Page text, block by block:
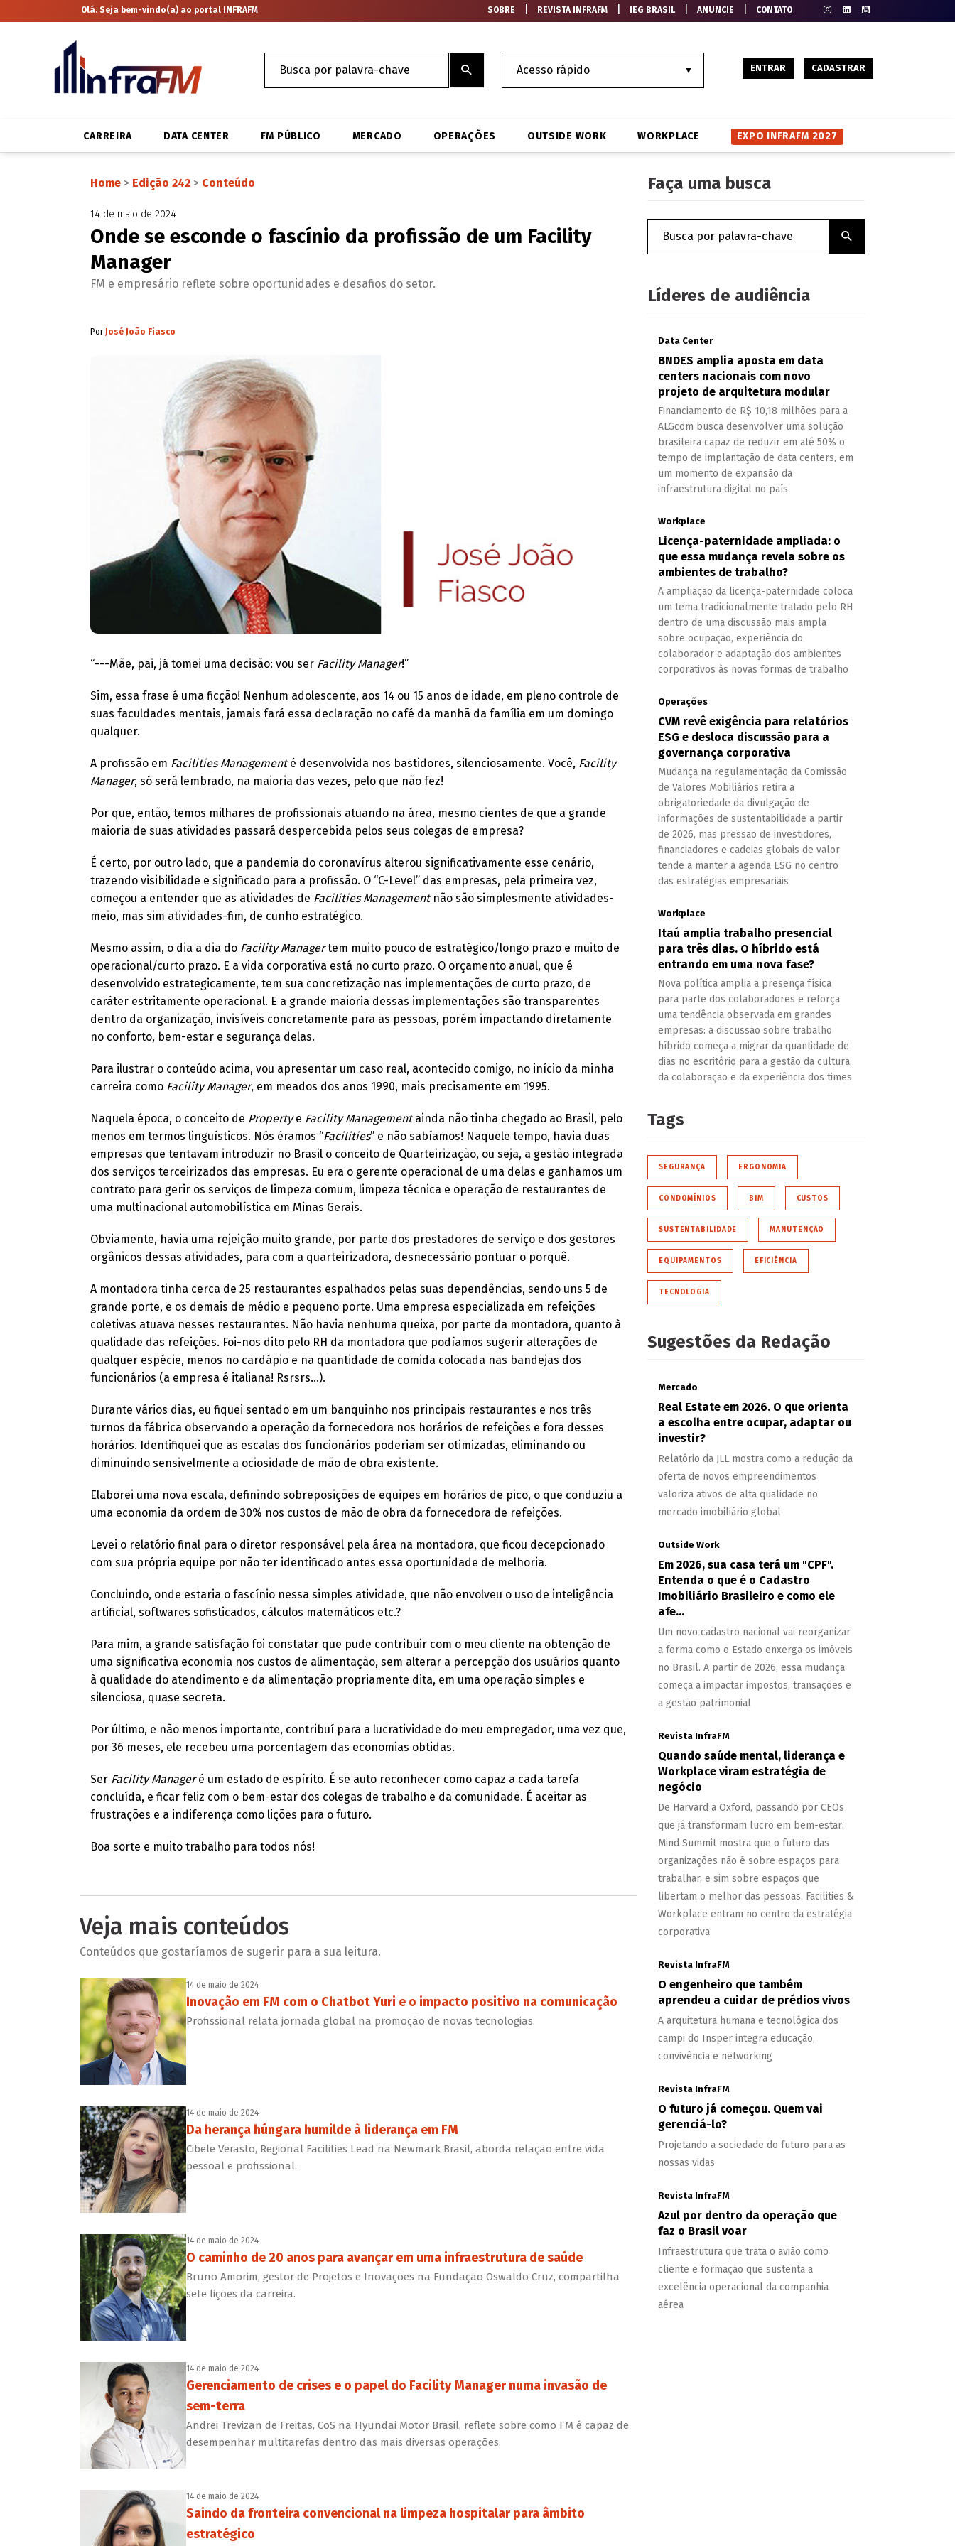
Olá. Seja bem-vindo(a) ao portal INFRAFM SOBRE REVISTA INFRAFM IEG BRASIL|ANUNCIE CONTATO
ENTRAR CADASTRAR
CARREIRA DATA CENTER FM PÚBLICO MERCADO OPERAÇÕES OUTSIDE WORK WORKPLACE EXPO INFRAFM 2027
Home> Edição 242> Conteúdo
14 de maio de 2024
Onde se esconde o fascínio da profissão de um Facility
Manager
FM e empresário reflete sobre oportunidades e desafios do setor.
Por José João Fiasco
“---Mãe, pai, já tomei uma decisão: vou ser Facility Manager!”
Sim, essa frase é uma ficção! Nenhum adolescente, aos 14 ou 15 anos de idade, em pleno controle de
suas faculdades mentais, jamais fará essa declaração no café da manhã da família em um domingo
qualquer.
A profissão em Facilities Managementé desenvolvida nos bastidores, silenciosamente. Você, Facility
Manager, só será lembrado, na maioria das vezes, pelo que não fez!
Por que, então, temos milhares de profissionais atuando na área, mesmo cientes de que a grande
maioria de suas atividades passará despercebida pelos seus colegas de empresa?
É certo, por outro lado, que a pandemia do coronavírus alterou significativamente esse cenário,
trazendo visibilidade e significado para a profissão. O “C-Level” das empresas, pela primeira vez,
começou a entender que as atividades de Facilities Management não são simplesmente atividades-
meio, mas sim atividades-fim, de cunho estratégico.
Mesmo assim, o dia a dia do Facility Managertem muito pouco de estratégico/longo prazo e muito de
operacional/curto prazo. E a vida corporativa está no curto prazo. O orçamento anual, que é
desenvolvido estrategicamente, tem sua concretização nas implementações de curto prazo, de
caráter estritamente operacional. E a grande maioria dessas implementações são transparentes
dentro da organização, invisíveis concretamente para as pessoas, porém impactando diretamente
no conforto, bem-estar e segurança delas.
Para ilustrar o conteúdo acima, vou apresentar um caso real, acontecido comigo, no início da minha
carreira como Facility Manager, em meados dos anos 1990, mais precisamente em 1995.
Naquela época, o conceito de Propertye Facility Managementainda não tinha chegado ao Brasil, pelo
menos em termos linguísticos. Nós éramos “Facilities” e não sabíamos! Naquele tempo, havia duas
empresas que tentavam introduzir no Brasil o conceito de Quarteirização, ou seja, a gestão integrada
dos serviços terceirizados das empresas. Eu era o gerente operacional de uma delas e ganhamos um
contrato para gerir os serviços de limpeza comum, limpeza técnica e operação de restaurantes de
uma multinacional automobilística em Minas Gerais.
Obviamente, havia uma rejeição muito grande, por parte dos prestadores de serviço e dos gestores
orgânicos dessas atividades, para com a quarteirizadora, desnecessário pontuar o porquê.
A montadora tinha cerca de 25 restaurantes espalhados pelas suas dependências, sendo uns 5 de
grande porte, e os demais de médio e pequeno porte. Uma empresa especializada em refeições
coletivas atuava nesses restaurantes. Não havia nenhuma queixa, por parte da montadora, quanto à
qualidade das refeições. Foi-nos dito pelo RH da montadora que podíamos sugerir alterações de
qualquer espécie, menos no cardápio e na quantidade de comida colocada nas bandejas dos
funcionários (a empresa é italiana! Rsrsrs...).
Durante vários dias, eu fiquei sentado em um banquinho nos principais restaurantes e nos três
turnos da fábrica observando a operação da fornecedora nos horários de refeições e fora desses
horários. Identifiquei que as escalas dos funcionários poderiam ser otimizadas, eliminando ou
diminuindo sensivelmente a ociosidade de mão de obra existente.
Elaborei uma nova escala, definindo sobreposições de equipes em horários de pico, o que conduziu a
uma economia da ordem de 30% nos custos de mão de obra da fornecedora de refeições.
Levei o relatório final para o diretor responsável pela área na montadora, que ficou decepcionado
com sua própria equipe por não ter identificado antes essa oportunidade de melhoria.
Concluindo, onde estaria o fascínio nessa simples atividade, que não envolveu o uso de inteligência
artificial, softwares sofisticados, cálculos matemáticos etc.?
Para mim, a grande satisfação foi constatar que pude contribuir com o meu cliente na obtenção de
uma significativa economia nos custos de alimentação, sem alterar a percepção dos usuários quanto
à qualidade do atendimento e da alimentação propriamente dita, em uma operação simples e
silenciosa, quase secreta.
Por último, e não menos importante, contribuí para a lucratividade do meu empregador, uma vez que,
por 36 meses, ele recebeu uma porcentagem das economias obtidas.
Ser Facility Manageré um estado de espírito. É se auto reconhecer como capaz a cada tarefa
concluída, e ficar feliz com o bem-estar dos colegas de trabalho e da comunidade. É aceitar as
frustrações e a indiferença como lições para o futuro.
Boa sorte e muito trabalho para todos nós!
Veja mais conteúdos
Conteúdos que gostaríamos de sugerir para a sua leitura.
14 de maio de 2024
Inovação em FM com o Chatbot Yuri e o impacto positivo na comunicação
Profissional relata jornada global na promoção de novas tecnologias.
14 de maio de 2024
Da herança húngara humilde à liderança em FM
Cibele Verasto, Regional Facilities Lead na Newmark Brasil, aborda relação entre vida
pessoal e profissional.
14 de maio de 2024
O caminho de 20 anos para avançar em uma infraestrutura de saúde
Bruno Amorim, gestor de Projetos e Inovações na Fundação Oswaldo Cruz, compartilha
sete lições da carreira.
14 de maio de 2024
Gerenciamento de crises e o papel do Facility Manager numa invasão de
sem-terra
Andrei Trevizan de Freitas, CoS na Hyundai Motor Brasil, reflete sobre como FM é capaz de
desempenhar multitarefas dentro das mais diversas operações.
14 de maio de 2024
Saindo da fronteira convencional na limpeza hospitalar para âmbito
estratégico
Faça uma busca
Líderes de audiência
Data Center
BNDES amplia aposta em data
centers nacionais com novo
projeto de arquitetura modular
Financiamento de R$ 10,18 milhões para a
ALGcom busca desenvolver uma solução
brasileira capaz de reduzir em até 50% o
tempo de implantação de data centers, em
um momento de expansão da
infraestrutura digital no país
Workplace
Licença-paternidade ampliada: o
que essa mudança revela sobre os
ambientes de trabalho?
A ampliação da licença-paternidade coloca
um tema tradicionalmente tratado pelo RH
dentro de uma discussão mais ampla
sobre ocupação, experiência do
colaborador e adaptação dos ambientes
corporativos às novas formas de trabalho
Operações
CVM revê exigência para relatórios
ESG e desloca discussão para a
governança corporativa
Mudança na regulamentação da Comissão
de Valores Mobiliários retira a
obrigatoriedade da divulgação de
informações de sustentabilidade a partir
de 2026, mas pressão de investidores,
financiadores e cadeias globais de valor
tende a manter a agenda ESG no centro
das estratégias empresariais
Workplace
Itaú amplia trabalho presencial
para três dias. O híbrido está
entrando em uma nova fase?
Nova política amplia a presença física
para parte dos colaboradores e reforça
uma tendência observada em grandes
empresas: a discussão sobre trabalho
híbrido começa a migrar da quantidade de
dias no escritório para a gestão da cultura,
da colaboração e da experiência dos times
Tags
SEGURANÇA ERGONOMIA
CONDOMÍNIOS BIM CUSTOS
SUSTENTABILIDADE MANUTENÇÃO
EQUIPAMENTOS EFICIÊNCIA
TECNOLOGIA
Sugestões da Redação
Mercado
Real Estate em 2026. O que orienta
a escolha entre ocupar, adaptar ou
investir?
Relatório da JLL mostra como a redução da
oferta de novos empreendimentos
valoriza ativos de alta qualidade no
mercado imobiliário global
Outside Work
Em 2026, sua casa terá um "CPF".
Entenda o que é o Cadastro
Imobiliário Brasileiro e como ele
afe...
Um novo cadastro nacional vai reorganizar
a forma como o Estado enxerga os imóveis
no Brasil. A partir de 2026, essa mudança
começa a impactar impostos, transações e
a gestão patrimonial
Revista InfraFM
Quando saúde mental, liderança e
Workplace viram estratégia de
negócio
De Harvard a Oxford, passando por CEOs
que já transformam lucro em bem-estar:
Mind Summit mostra que o futuro das
organizações não é sobre espaços para
trabalhar, e sim sobre espaços que
libertam o melhor das pessoas. Facilities &
Workplace entram no centro da estratégia
corporativa
Revista InfraFM
O engenheiro que também
aprendeu a cuidar de prédios vivos
A arquitetura humana e tecnológica dos
campi do Insper integra educação,
convivência e networking
Revista InfraFM
O futuro já começou. Quem vai
gerenciá-lo?
Projetando a sociedade do futuro para as
nossas vidas
Revista InfraFM
Azul por dentro da operação que
faz o Brasil voar
Infraestrutura que trata o avião como
cliente e formação que sustenta a
excelência operacional da companhia
aérea